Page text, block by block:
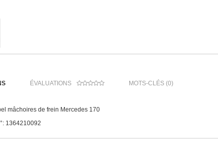
ÉVALUATIONS MOTS-CLÉS (0)
mâchoires de frein Mercedes 170
1364210092